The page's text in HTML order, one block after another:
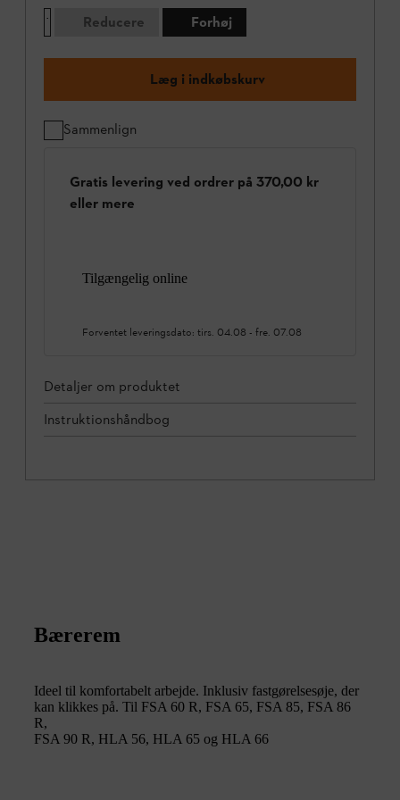
Reducere
Forhøj
Læg i indkøbskurv
Sammenlign
Gratis levering ved ordrer på 370,00 kr
eller mere
Tilgængelig online
Forventet leveringsdato: tirs. 04.08 - fre. 07.08
Detaljer om produktet
Instruktionshåndbog
Bærerem
Ideel til komfortabelt arbejde. Inklusiv fastgørelsesøje, der
kan klikkes på. Til FSA 60 R, FSA 65, FSA 85, FSA 86
R,
FSA 90 R, HLA 56, HLA 65 og HLA 66